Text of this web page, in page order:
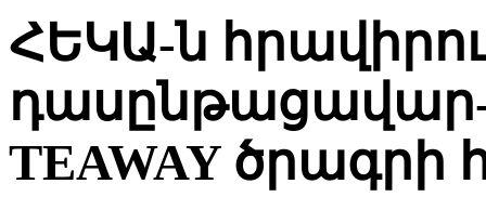
ՀԵԿԱ-ն
TEAWAY